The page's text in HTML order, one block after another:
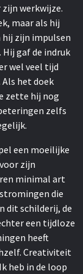
werkwijze.
maar als hij
hij zijn impulsen
gaf de indruk
wel veel tijd
het doek
zette hij nog
zelfs
een moeilijke
zijn
minimal art
die
dit schilderij, de
een tijdloze
heeft
Creativiteit
heb in de loop